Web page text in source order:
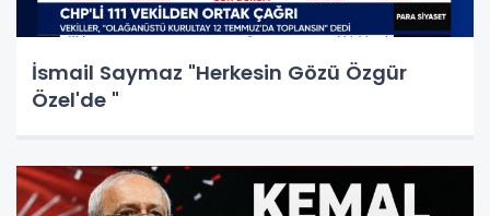
İsmail Saymaz "Herkesin Gözü Özgür
Özel'de "